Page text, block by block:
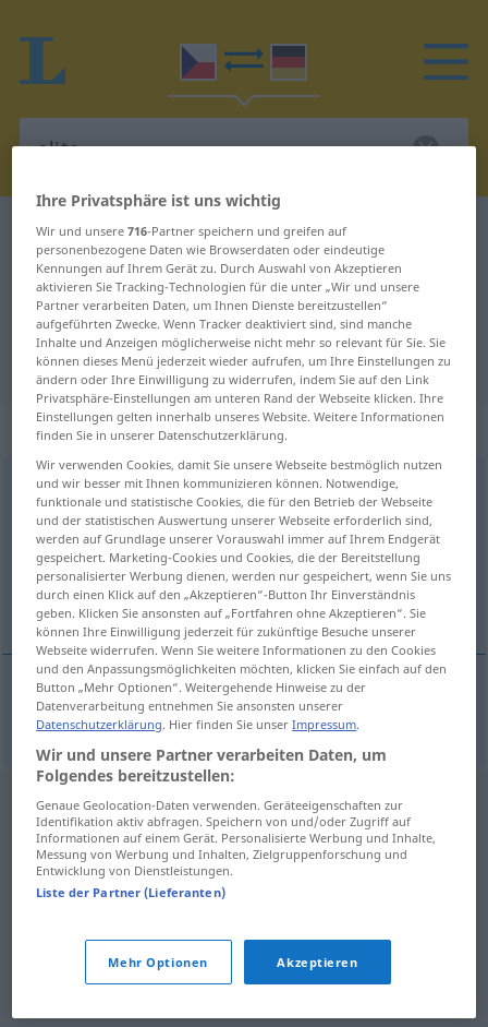
Tschechisch-Deutsch Wörterbuch elita
Tschechisch-Deutsch Übersetzung
für "elita"
"elita" Deutsch Übersetzung
„elita“: feminin
elitaf
Übersicht aller Übersetzungen
(Für mehr Details die Übersetzung anklicken/antippen)
Elite
Elitef elita
Ihre Privatsphäre ist uns wichtig
Wir und unsere716-Partner speichern und greifen auf
personenbezogene Daten wie Browserdaten oder eindeutige
Kennungen auf Ihrem Gerät zu. Durch Auswahl von Akzeptieren
aktivieren Sie Tracking-Technologien für die unter „Wir und unsere
Partner verarbeiten Daten, um Ihnen Dienste bereitzustellen“
aufgeführten Zwecke. Wenn Tracker deaktiviert sind, sind manche
Inhalte und Anzeigen möglicherweise nicht mehr so relevant für Sie. Sie
können dieses Menü jederzeit wieder aufrufen, um Ihre Einstellungen zu
ändern oder Ihre Einwilligung zu widerrufen, indem Sie auf den Link
Privatsphäre-Einstellungen am unteren Rand der Webseite klicken. Ihre
Einstellungen gelten innerhalb unseres Website. Weitere Informationen
finden Sie in unserer Datenschutzerklärung.
Wir verwenden Cookies, damit Sie unsere Webseite bestmöglich nutzen
und wir besser mit Ihnen kommunizieren können. Notwendige,
funktionale und statistische Cookies, die für den Betrieb der Webseite
und der statistischen Auswertung unserer Webseite erforderlich sind,
werden auf Grundlage unserer Vorauswahl immer auf Ihrem Endgerät
gespeichert. Marketing-Cookies und Cookies, die der Bereitstellung
personalisierter Werbung dienen, werden nur gespeichert, wenn Sie uns
durch einen Klick auf den „Akzeptieren“-Button Ihr Einverständnis
geben. Klicken Sie ansonsten auf „Fortfahren ohne Akzeptieren“. Sie
können Ihre Einwilligung jederzeit für zukünftige Besuche unserer
Webseite widerrufen. Wenn Sie weitere Informationen zu den Cookies
und den Anpassungsmöglichkeiten möchten, klicken Sie einfach auf den
Button „Mehr Optionen“. Weitergehende Hinweise zu der
Datenverarbeitung entnehmen Sie ansonsten unserer
Datenschutzerklärung. Hier finden Sie unserImpressum.
Wir und unsere Partner verarbeiten Daten, um
Folgendes bereitzustellen:
Genaue Geolocation-Daten verwenden. Geräteeigenschaften zur
Identifikation aktiv abfragen. Speichern von und/oder Zugriff auf
Informationen auf einem Gerät. Personalisierte Werbung und Inhalte,
Messung von Werbung und Inhalten, Zielgruppenforschung und
Entwicklung von Dienstleistungen.
Liste der Partner (Lieferanten)
Mehr Optionen Akzeptieren